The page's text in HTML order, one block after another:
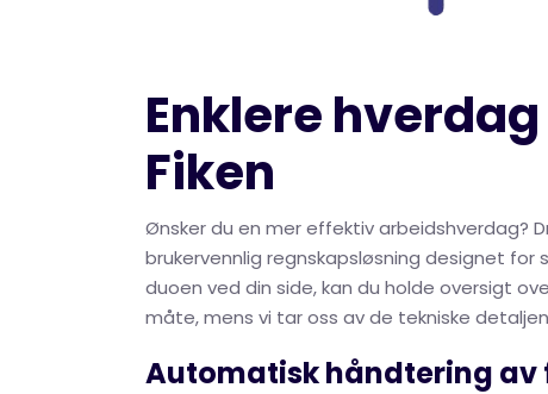
Enklere
Fiken
Ønsker du en mer effektiv arbeidshverdag?
brukervennlig regnskapsløsning designet
duoen ved din side, kan du holde oversigt
måte, mens vi tar oss av de tekniske
Automatisk håndtering